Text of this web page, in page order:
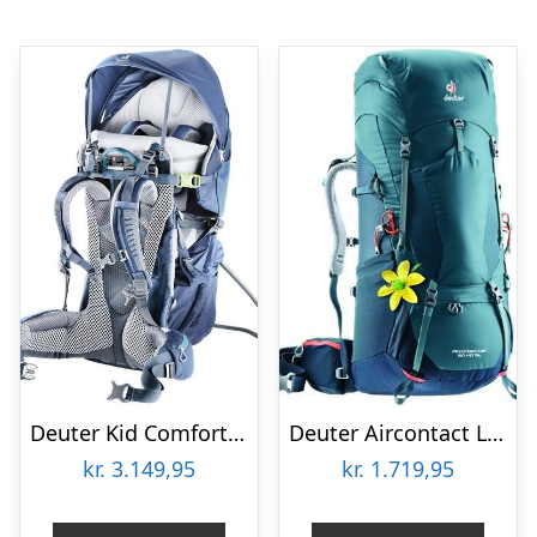
Deuter Kid Comfort Pro
kr. 3.149,95
Deuter Aircontact Lite 60 – 10 SL
kr. 1.719,95